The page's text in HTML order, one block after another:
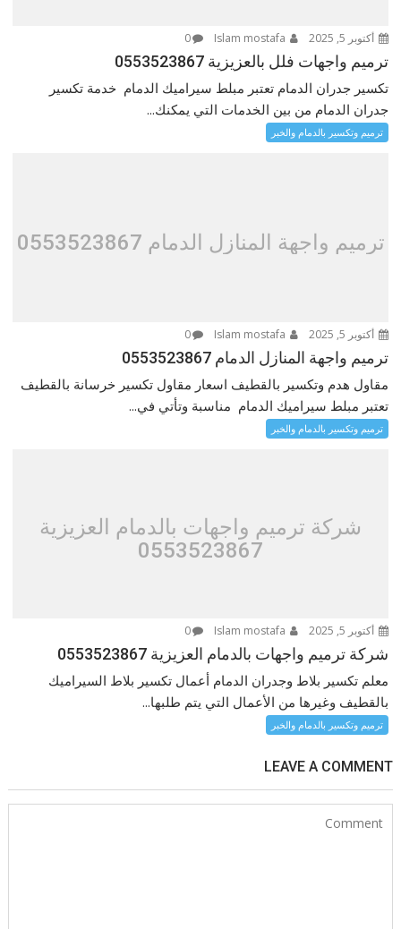
أكتوبر 5, 2025 0
ترميم واجهات فلل بالعزيزية 0553523867
تكسير جدران الدمام تعتبر مبلط سيراميك الدمام خدمة تكسير
جدران الدمام من بين الخدمات التي يمكنك...
ترميم وتكسير بالدمام والخبر
ترميم واجهة المنازل الدمام 0553523867
أكتوبر 5, 2025 0
ترميم واجهة المنازل الدمام 0553523867
مقاول هدم وتكسير بالقطيف اسعار مقاول تكسير خرسانة بالقطيف
تعتبر مبلط سيراميك الدمام مناسبة وتأتي في...
ترميم وتكسير بالدمام والخبر
شركة ترميم واجهات بالدمام العزيزية
0553523867
أكتوبر 5, 2025 0
شركة ترميم واجهات بالدمام العزيزية 0553523867
معلم تكسير بلاط وجدران الدمام أعمال تكسير بلاط السيراميك
بالقطيف وغيرها من الأعمال التي يتم طلبها...
ترميم وتكسير بالدمام والخبر
LEAVE A COMMENT